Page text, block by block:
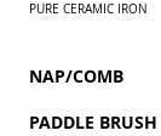
PURE CERAMIC IRON
NAP/COMB
PADDLE BRUSH